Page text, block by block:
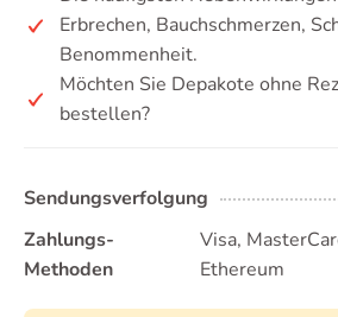
Erbrechen, Bauchschmerzen,
Benommenheit.
Möchten Sie Depakote ohne
bestellen?
Sendungsverfolgung
Zahlungs-
Methoden
Visa,
Ethereum